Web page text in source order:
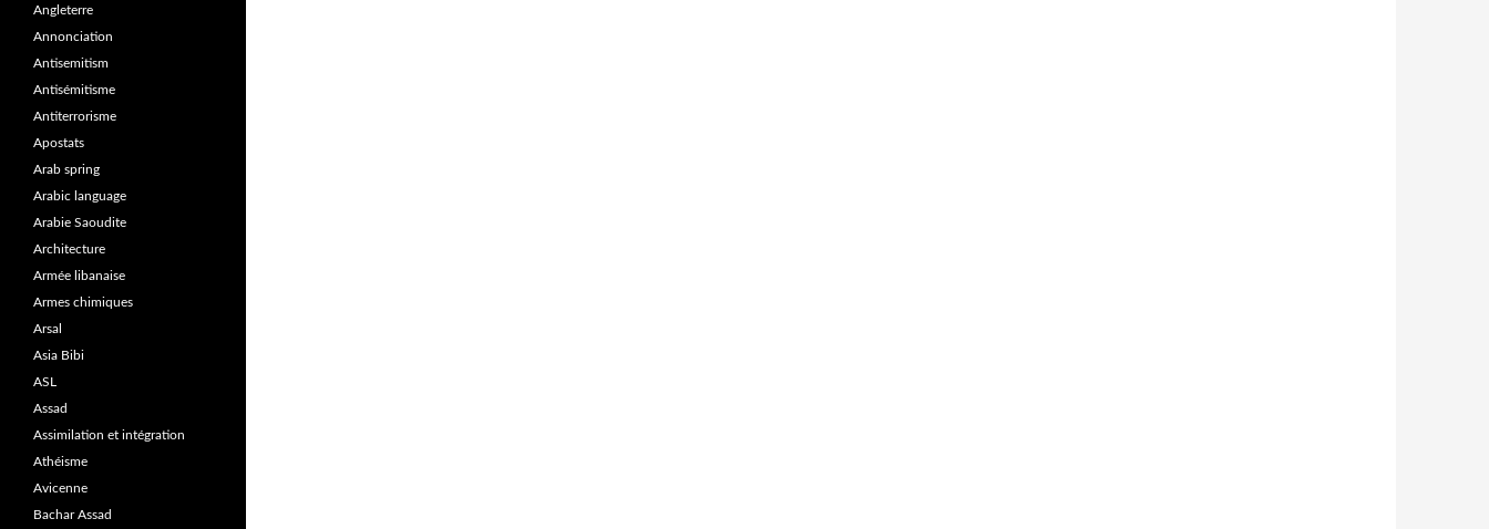
Angleterre
Annonciation
Antisemitism
Antisémitisme
Antiterrorisme
Apostats
Arab spring
Arabic language
Arabie Saoudite
Architecture
Armée libanaise
Armes chimiques
Arsal
Asia Bibi
ASL
Assad
Assimilation et intégration
Athéisme
Avicenne
Bachar Assad